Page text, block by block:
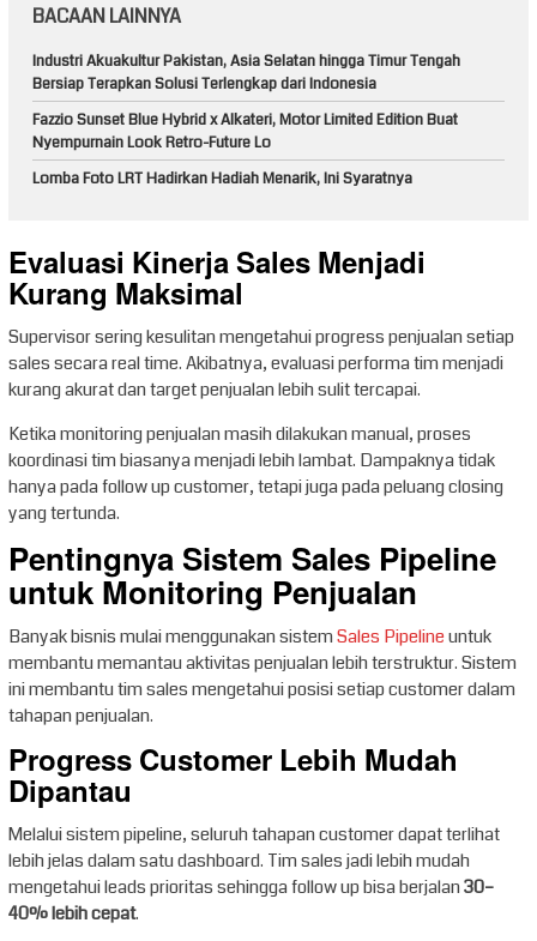
BACAAN LAINNYA
Industri Akuakultur Pakistan, Asia Selatan hingga Timur Tengah
Bersiap Terapkan Solusi Terlengkap dari Indonesia
Fazzio Sunset Blue Hybrid x Alkateri, Motor Limited Edition Buat
Nyempurnain Look Retro-Future Lo
Lomba Foto LRT Hadirkan Hadiah Menarik, Ini Syaratnya
Evaluasi Kinerja Sales Menjadi
Kurang Maksimal
Supervisor sering kesulitan mengetahui progress penjualan setiap
sales secara real time. Akibatnya, evaluasi performa tim menjadi
kurang akurat dan target penjualan lebih sulit tercapai.
Ketika monitoring penjualan masih dilakukan manual, proses
koordinasi tim biasanya menjadi lebih lambat. Dampaknya tidak
hanya pada follow up customer, tetapi juga pada peluang closing
yang tertunda.
Pentingnya Sistem Sales Pipeline
untuk Monitoring Penjualan
Banyak bisnis mulai menggunakan sistemSales Pipelineuntuk
membantu memantau aktivitas penjualan lebih terstruktur. Sistem
ini membantu tim sales mengetahui posisi setiap customer dalam
tahapan penjualan.
Progress Customer Lebih Mudah
Dipantau
Melalui sistem pipeline, seluruh tahapan customer dapat terlihat
lebih jelas dalam satu dashboard. Tim sales jadi lebih mudah
mengetahui leads prioritas sehingga follow up bisa berjalan30–
40% lebih cepat.